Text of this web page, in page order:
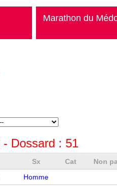
Marathon du
- Dossard : 51
Sx Cat
Non
Homme